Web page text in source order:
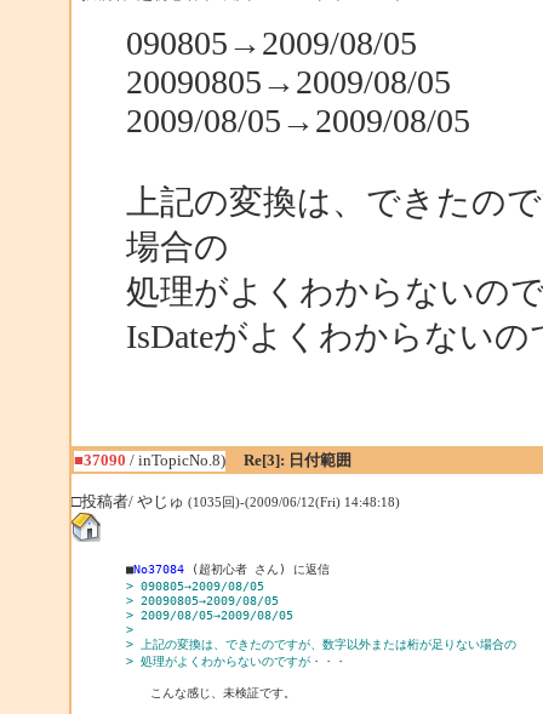
090805→2009/08/05
20090805→2009/08/05
2009/08/05→2009/08/05
上記の変換は、できたの
場合の
処理がよくわからないの
IsDateがよくわからない
■37090 / inTopicNo.8) Re[3]: 日付範囲
□投稿者/ やじゅ (1035回)-(2009/06/12(Fri) 14:48:18)
■No37084
(超初心者 さん) に返信
> 090805→2009/08/05
> 20090805→2009/08/05
> 2009/08/05→2009/08/05
>
> 上記の変換は、できたのですが、数字以外または桁が足りない場合の
> 処理がよくわからないのですが・・・
こんな感じ、未検証です。